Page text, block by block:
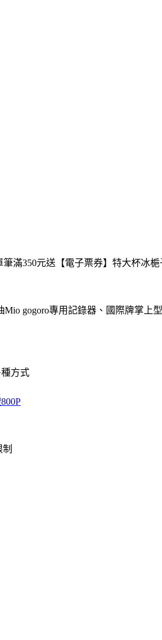
滿350元送【電子票券】特大杯冰
Mio gogoro專用記錄器、國際牌掌上
方式